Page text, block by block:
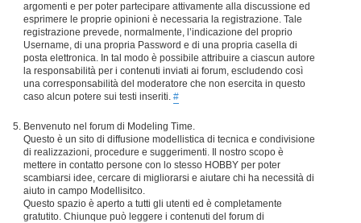
argomenti e per poter partecipare attivamente alla discussione ed
esprimere le proprie opinioni è necessaria la registrazione. Tale
registrazione prevede, normalmente, l’indicazione del proprio
Username, di una propria Password e di una propria casella di
posta elettronica. In tal modo è possibile attribuire a ciascun autore
la responsabilità per i contenuti inviati ai forum, escludendo così
una corresponsabilità del moderatore che non esercita in questo
caso alcun potere sui testi inseriti. #
Benvenuto nel forum di Modeling Time.
Questo è un sito di diffusione modellistica di tecnica e condivisione
di realizzazioni, procedure e suggerimenti. Il nostro scopo è
mettere in contatto persone con lo stesso HOBBY per poter
scambiarsi idee, cercare di migliorarsi e aiutare chi ha necessità di
aiuto in campo Modellisitco.
Questo spazio è aperto a tutti gli utenti ed è completamente
gratutito. Chiunque può leggere i contenuti del forum di